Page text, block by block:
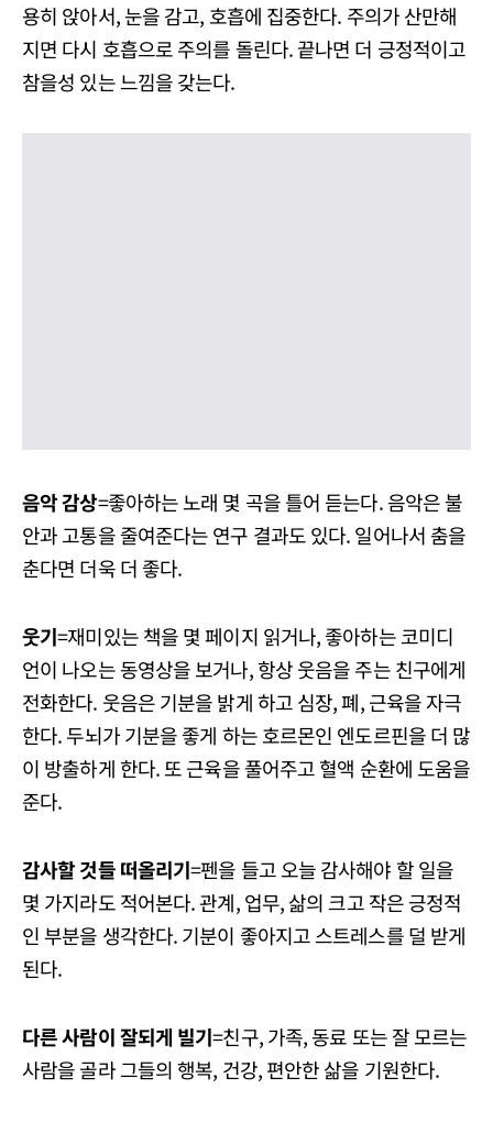
용히 앉아서, 눈을 감고, 호흡에 집중한다. 주의가 산만해
지면 다시 호흡으로 주의를 돌린다. 끝나면 더 긍정적이고
참을성 있는 느낌을 갖는다.
음악 감상=좋아하는 노래 몇 곡을 틀어 듣는다. 음악은 불
안과 고통을 줄여준다는 연구 결과도 있다. 일어나서 춤을
춘다면 더욱 더 좋다.
웃기=재미있는 책을 몇 페이지 읽거나, 좋아하는 코미디
언이 나오는 동영상을 보거나, 항상 웃음을 주는 친구에게
전화한다. 웃음은 기분을 밝게 하고 심장, 폐, 근육을 자극
한다. 두뇌가 기분을 좋게 하는 호르몬인 엔도르핀을 더 많
이 방출하게 한다. 또 근육을 풀어주고 혈액 순환에 도움을
준다.
감사할 것들 떠올리기=펜을 들고 오늘 감사해야 할 일을
몇 가지라도 적어본다. 관계, 업무, 삶의 크고 작은 긍정적
인 부분을 생각한다. 기분이 좋아지고 스트레스를 덜 받게
된다.
다른 사람이 잘되게 빌기=친구, 가족, 동료 또는 잘 모르는
사람을 골라 그들의 행복, 건강, 편안한 삶을 기원한다.